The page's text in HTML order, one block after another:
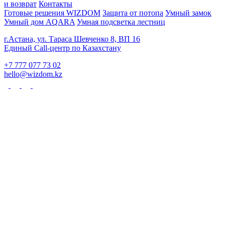
и возврат Контакты
Готовые решения WIZDOM Защита от потопа Умный замок
Умный дом AQARA Умная подсветка лестниц
г.Астана, ул. Тараса Шевченко 8, ВП 16
Единый Call-центр по Казахстану
+7 777 077 73 02
hello@wizdom.kz